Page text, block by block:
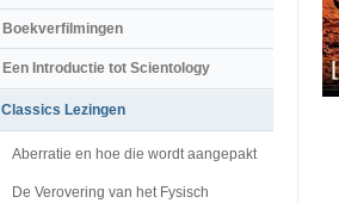
Boekverfilmingen
Een Introductie tot Scientology
Classics Lezingen
Aberratie en hoe die wordt aangepakt
De Verovering van het Fysisch